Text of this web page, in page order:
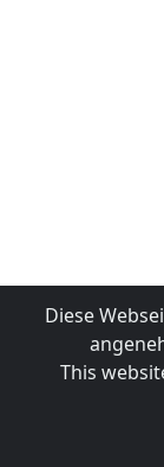
Diese
This